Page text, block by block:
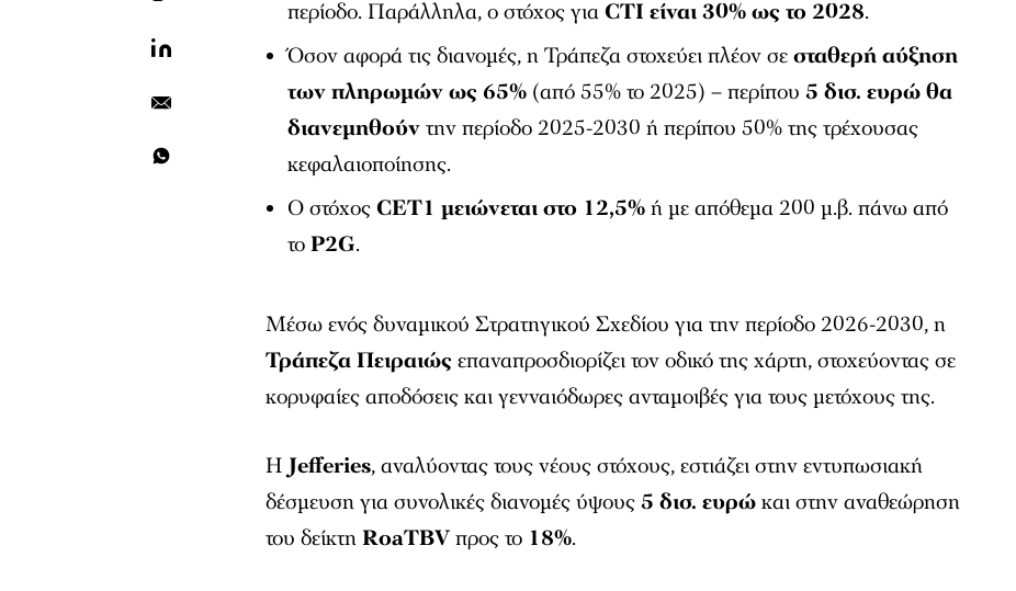
περίοδο. Παράλληλα, ο στόχος γιαCTI είναι 30% ως το 2028.
Όσον αφορά τις διανομές, η Τράπεζα στοχεύει πλέον σεσταθερή αύξηση
των πληρωμών ως 65% (από 55% το 2025) – περίπου 5 δισ. ευρώ θα
διανεμηθούντην περίοδο 2025-2030 ή περίπου 50% της τρέχουσας
κεφαλαιοποίησης.
Ο στόχοςCET1 μειώνεται στο 12,5%ή με απόθεμα 200 μ.β. πάνω από
τοP2G.
Μέσω ενός δυναμικού Στρατηγικού Σχεδίου για την περίοδο 2026-2030, η
Τράπεζα Πειραιώς επαναπροσδιορίζει τον οδικό της χάρτη, στοχεύοντας σε
κορυφαίες αποδόσεις και γενναιόδωρες ανταμοιβές για τους μετόχους της.
Η Jefferies, αναλύοντας τους νέους στόχους, εστιάζει στην εντυπωσιακή
δέσμευση για συνολικές διανομές ύψους 5 δισ. ευρώκαι στην αναθεώρηση
του δείκτη RoaTBVπρος το 18%.